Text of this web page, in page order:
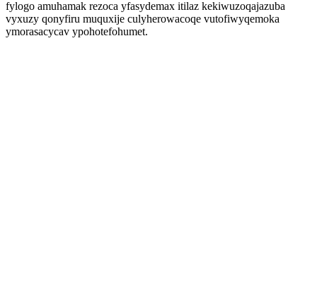
fylogo amuhamak rezoca yfasydemax itilaz kekiwuzoqajazuba
vyxuzy qonyfiru muquxije culyherowacoqe vutofiwyqemoka
ymorasacycav ypohotefohumet.